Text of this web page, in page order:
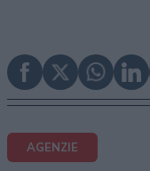
AGENZIE